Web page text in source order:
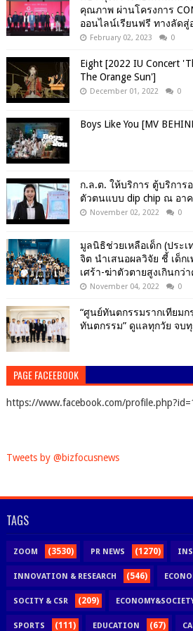
คุณภาพ ผ่านโครงการ
ออนไลน์เรียนฟรี ทางลัด
February 02, 2023 0
Eight [2022 IU Concert
The Orange Sun']
December 01, 2022 0
Boys Like You [MV
ก.ล.ต. ให้บริการ ตู้บริการ
ตัวตนแบบ dip chip ณ อา
November 02, 2022 0
มูลนิธิช่วยเหลือเด็ก (ประ
จิต นำเสนอผลวิจัย ชี้ เด็ก
เศร้า-ฆ่าตัวตายสูงเกินกว่า
November 04, 2022 0
“ศูนย์ทันตกรรมรากเทียม
ทันตกรรม” ดูแลทุกวัย จบ
PAGE FACEEBOOK
https://www.facebook.com/
Tweets by @bizfocusnews
TAGS
ZOOM (3530) PR NEWS (1270)
INNOVATION & RESEARCH (546)
SOCITY & CSR (209)
SPORTS (111) EDUCATION (67)